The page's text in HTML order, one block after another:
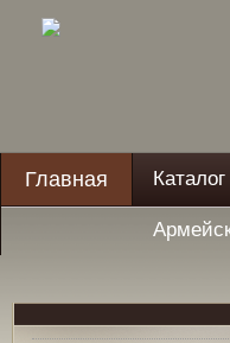
Главная Каталог